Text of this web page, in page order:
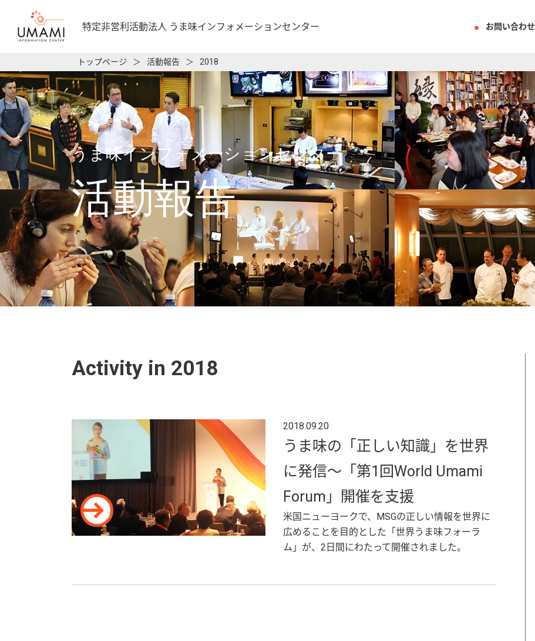
特定非営利活動法人 うま味インフォメーションセンター お問い合わせ
トップページ ＞ 活動報告 ＞ 2018
うま味インフォメーションセンター
活動報告
Activity in 2018
2018.09.20
うま味の「正しい知識」を世界
に発信～「第1回World Umami
Forum」開催を支援
米国ニューヨークで、MSGの正しい情報を世界に
広めることを目的とした「世界うま味フォーラ
ム」が、2日間にわたって開催されました。